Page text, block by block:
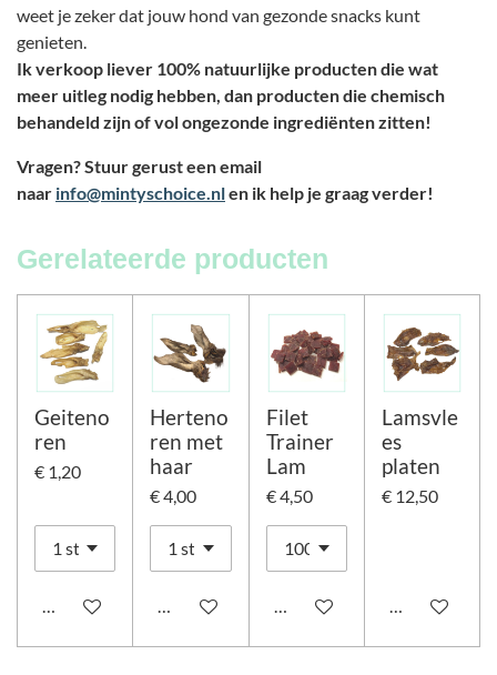
weet je zeker dat jouw hond van gezonde snacks kunt
genieten.
Ik verkoop liever 100% natuurlijke producten die wat
meer uitleg nodig hebben, dan producten die chemisch
behandeld zijn of vol ongezonde ingrediënten zitten!
Vragen? Stuur gerust een email
naar info@mintyschoice.nlen ik help je graag verder!
Gerelateerde producten
Geiteno
ren
€ 1,20
In winkelwagen
Herteno
ren met
haar
€ 4,00
In winkelwagen
Filet
Trainer
Lam
€ 4,50
In winkelwagen
Lamsvle
es
platen
€ 12,50
In